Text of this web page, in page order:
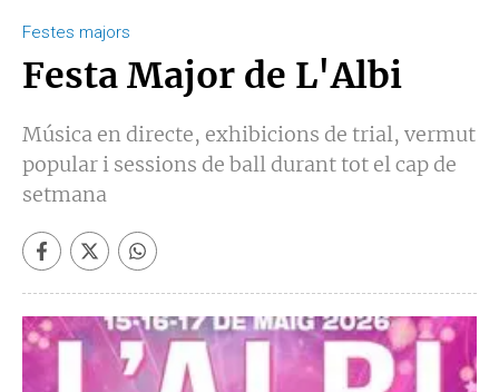
Festes majors
Festa Major de L'Albi
Música en directe, exhibicions de trial, vermut
popular i sessions de ball durant tot el cap de
setmana